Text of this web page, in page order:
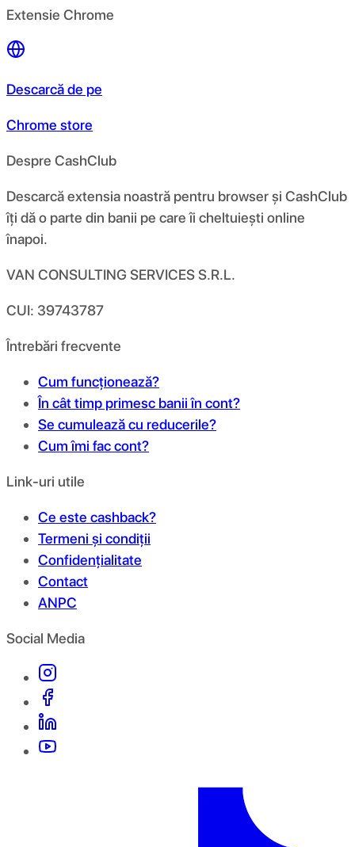
Extensie Chrome
Descarcă de pe
Chrome store
Despre CashClub
Descarcă extensia noastră pentru browser și CashClub
îți dă o parte din banii pe care îi cheltuiești online
înapoi.
VAN CONSULTING SERVICES S.R.L.
CUI: 39743787
Întrebări frecvente
Cum funcționează?
În cât timp primesc banii în cont?
Se cumulează cu reducerile?
Cum îmi fac cont?
Link-uri utile
Ce este cashback?
Termeni și condiții
Confidențialitate
Contact
ANPC
Social Media